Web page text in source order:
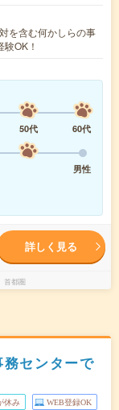
を含む何かしらの事
OK！
50代
60代
男性
詳しく見る
首都圏
センターで
休み WEB登録OK